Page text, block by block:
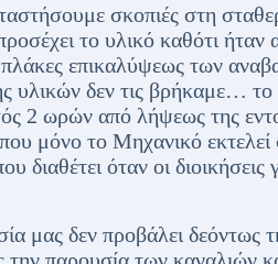
σκοπιές στη
το υλικό καθότι ήταν
πλάκες επικαλύψεως των
υλικών δεν τις βρήκαμε…
2 ωρών από λήψεως της
μόνο το Μηχανικό εκτελεί
όταν οι διοικήσεις
μας δεν προβάλει δεόντως